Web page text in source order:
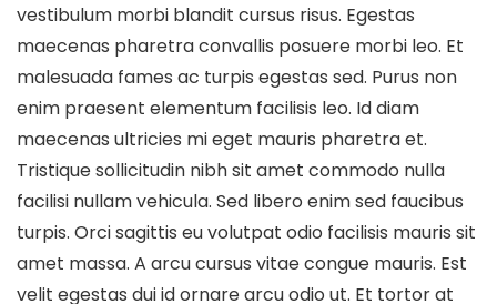
vestibulum morbi blandit cursus risus. Egestas
maecenas pharetra convallis posuere morbi leo. Et
malesuada fames ac turpis egestas sed. Purus non
enim praesent elementum facilisis leo. Id diam
maecenas ultricies mi eget mauris pharetra et.
Tristique sollicitudin nibh sit amet commodo nulla
facilisi nullam vehicula. Sed libero enim sed faucibus
turpis. Orci sagittis eu volutpat odio facilisis mauris sit
amet massa. A arcu cursus vitae congue mauris. Est
velit egestas dui id ornare arcu odio ut. Et tortor at